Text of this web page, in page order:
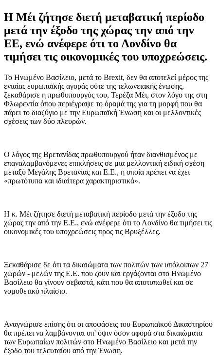
Η Μέι ζήτησε διετή μεταβατική περίοδο
μετά την έξοδο της χώρας την από την
ΕΕ, ενώ ανέφερε ότι το Λονδίνο θα
τιμήσει τις οικονομικές του υποχρεώσεις.
Το Ηνωμένο Βασίλειο, μετά το Brexit, δεν θα αποτελεί μέρος της
ενιαίας ευρωπαϊκής αγοράς ούτε της τελωνειακής ένωσης,
ξεκαθάρισε η πρωθυπουργός του, Τερέζα Μέι, στον λόγο της στη
Φλωρεντία όπου περιέγραψε το όραμά της για τη μορφή που θα
πάρει το διαζύγιο με την Ευρωπαϊκή Ένωση και οι μελλοντικές
σχέσεις των δύο πλευρών.
Ο λόγος της Βρετανίδας πρωθυπουργού ήταν διανθισμένος με
επαναλαμβανόμενες επικλήσεις σε μια μελλοντική ειδική σχέση
μεταξύ Μεγάλης Βρετανίας και Ε.Ε., η οποία πρέπει να έχει
«πρωτότυπα και ιδιαίτερα χαρακτηριστικά».
Η κ. Μέι ζήτησε διετή μεταβατική περίοδο μετά την έξοδο της
χώρας την από την Ε.Ε., ενώ ανέφερε ότι το Λονδίνο θα τιμήσει τις
οικονομικές του υποχρεώσεις προς τις Βρυξέλλες.
Ξεκαθάρισε δε ότι τα δικαιώματα των πολιτών των υπόλοιπων 27
χωρών - μελών της Ε.Ε. που ζουν και εργάζονται στο Ηνωμένο
Βασίλειο θα γίνουν σεβαστά, κάτι που θα αποτυπωθεί και σε
νομοθετικό πλαίσιο.
Αναγνώρισε επίσης ότι οι αποφάσεις του Ευρωπαϊκού Δικαστηρίου
θα πρέπει να λαμβάνονται υπ' όψιν όσον αφορά στα δικαιώματα
των Ευρωπαίων πολιτών στο Ηνωμένο Βασίλειο και μετά την
έξοδο του τελευταίου από την Ένωση.